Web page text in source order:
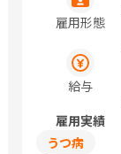
雇用形態
給与
雇用実績
うつ病